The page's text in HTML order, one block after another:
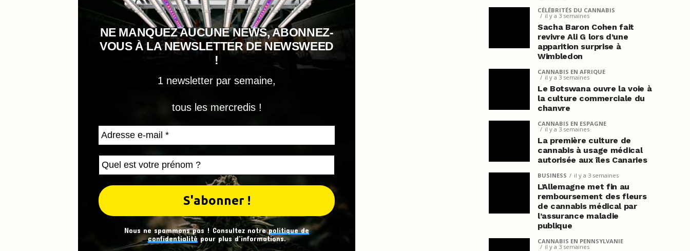
NE MANQUEZ AUCUNE NEWS, ABONNEZ-
VOUS À LA NEWSLETTER DE NEWSWEED
!
1 newsletter par semaine,
tous les mercredis !
Nous ne spammons pas ! Consultez notrepolitique de
confidentialitépour plus d’informations.
CÉLÉBRITÉS DU CANNABIS
il y a 3 semaines
Sacha Baron Cohen fait
revivre Ali G lors d’une
apparition surprise à
Wimbledon
CANNABIS EN AFRIQUE
il y a 3 semaines
Le Botswana ouvre la voie à
la culture commerciale du
chanvre
CANNABIS EN ESPAGNE
il y a 3 semaines
La première culture de
cannabis à usage médical
autorisée aux îles Canaries
BUSINESS il y a 3 semaines
L’Allemagne met fin au
remboursement des fleurs
de cannabis médical par
l’assurance maladie
publique
CANNABIS EN PENNSYLVANIE
il y a 3 semaines